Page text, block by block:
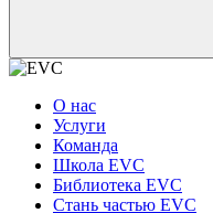
О нас
Услуги
Команда
Школа EVC
Библиотека EVC
Стань частью EVC